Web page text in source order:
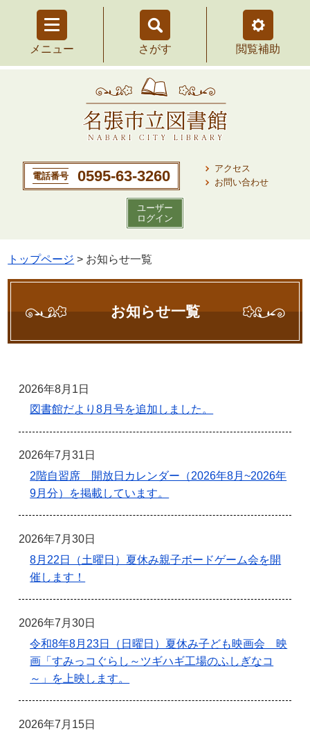
メニュー
開
さがす
開
く
閲覧補助
電話番号 0595-63-3260
アクセス
お問い合わせ
ユーザー
ログイン
トップページ > お知らせ一覧
お知らせ一覧
2026年8月1日
図書館だより8月号を追加しました。
2026年7月31日
2階自習席 開放日カレンダー（2026年8月~2026年
9月分）を掲載しています。
2026年7月30日
8月22日（土曜日）夏休み親子ボードゲーム会を開
催します！
2026年7月30日
令和8年8月23日（日曜日）夏休み子ども映画会 映
画「すみっコぐらし～ツギハギ工場のふしぎなコ
～」を上映します。
2026年7月15日